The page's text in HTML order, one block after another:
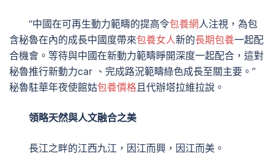
“中國在可再生動力範疇的提高令包養網人注視，為包
含秘魯在內的成長中國度帶來包養女人新的長期包養一起配
合機會。等待與中國在新動力範疇睜開深度一起配合，這對
秘魯推行新動力car 、完成路況範疇綠色成長至關主要。”
秘魯駐華年夜使館姑包養價格且代辦塔拉維拉說。
領略天然與人文融合之美
長江之畔的江西九江，因江而興，因江而美。